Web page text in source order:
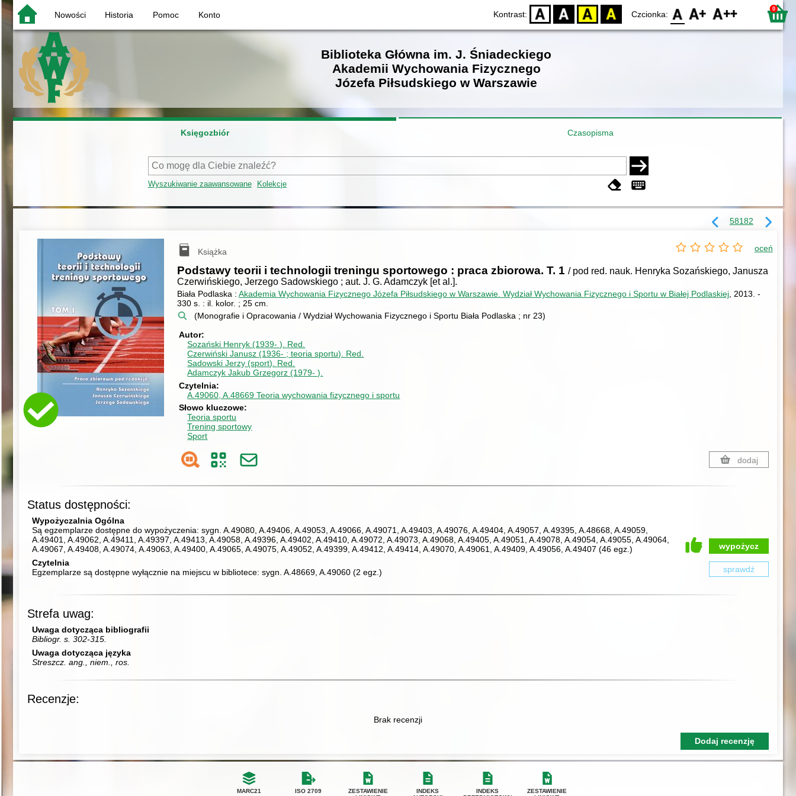
Nowości Historia Pomoc Konto Kontrast: D BW YB BY Czcionka: F0 F1 F2 0
Biblioteka Główna im. J. Śniadeckiego
Akademii Wychowania Fizycznego
Józefa Piłsudskiego w Warszawie
Księgozbiór Czasopisma
Wyszukiwanie zaawansowane Kolekcje
58182
Książka oceń
Podstawy teorii i technologii treningu sportowego : praca zbiorowa. T. 1/ pod red. nauk. Henryka Sozańskiego, Janusza
Czerwińskiego, Jerzego Sadowskiego ; aut. J. G. Adamczyk [et al.].
Biała Podlaska :Akademia Wychowania Fizycznego Józefa Piłsudskiego w Warszawie. Wydział Wychowania Fizycznego i Sportu w Białej Podlaskiej , 2013.-
330 s. : il. kolor. ; 25 cm.
(Monografie i Opracowania / Wydział Wychowania Fizycznego i Sportu Biała Podlaska ; nr 23)
Autor
Sozański Henryk (1939- ). Red.
Czerwiński Janusz (1936- ; teoria sportu). Red.
Sadowski Jerzy (sport). Red.
Adamczyk Jakub Grzegorz (1979- ).
Czytelnia
A.49060, A.48669 Teoria wychowania fizycznego i sportu
Słowo kluczowe
Teoria sportu
Trening sportowy
Sport
dodaj
Status dostępności:
Wypożyczalnia Ogólna
Są egzemplarze dostępne do wypożyczenia: sygn. A.49080, A.49406, A.49053, A.49066, A.49071, A.49403, A.49076, A.49404, A.49057, A.49395, A.48668, A.49059,
A.49401, A.49062, A.49411, A.49397, A.49413, A.49058, A.49396, A.49402, A.49410, A.49072, A.49073, A.49068, A.49405, A.49051, A.49078, A.49054, A.49055, A.49064,
A.49067, A.49408, A.49074, A.49063, A.49400, A.49065, A.49075, A.49052, A.49399, A.49412, A.49414, A.49070, A.49061, A.49409, A.49056, A.49407 (46 egz.)
wypożycz
Czytelnia
Egzemplarze są dostępne wyłącznie na miejscu w bibliotece: sygn. A.48669, A.49060 (2 egz.) sprawdź
Strefa uwag:
Uwaga dotycząca bibliografii
Bibliogr. s. 302-315.
Uwaga dotycząca języka
Streszcz. ang., niem., ros.
Recenzje:
Brak recenzji
Dodaj recenzję
MARC21 ISO 2709
ZESTAWIENIE
INDEKS
INDEKS
ZESTAWIENIE